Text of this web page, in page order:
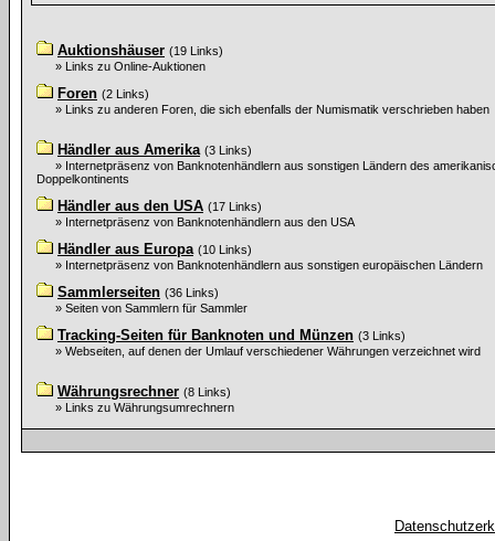
Auktionshäuser (19 Links)
» Links zu Online-Auktionen
Foren (2 Links)
» Links zu anderen Foren, die sich ebenfalls der Numismatik verschrieben haben
Händler aus Amerika (3 Links)
» Internetpräsenz von Banknotenhändlern aus sonstigen Ländern des
Doppelkontinents
Händler aus den USA (17 Links)
» Internetpräsenz von Banknotenhändlern aus den USA
Händler aus Europa (10 Links)
» Internetpräsenz von Banknotenhändlern aus sonstigen europäischen Ländern
Sammlerseiten (36 Links)
» Seiten von Sammlern für Sammler
Tracking-Seiten für Banknoten und Münzen (3 Links)
» Webseiten, auf denen der Umlauf verschiedener Währungen verzeichnet wird
Währungsrechner (8 Links)
» Links zu Währungsumrechnern